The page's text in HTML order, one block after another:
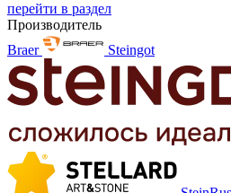
перейти в раздел
Производитель
Braer
Steingot